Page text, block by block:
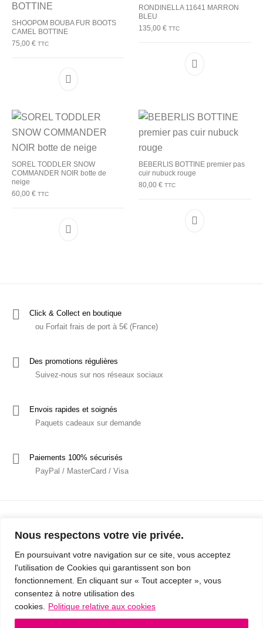
Nous respectons votre vie privée.
En poursuivant votre navigation sur ce site, vous acceptez
l'utilisation de Cookies qui garantissent son bon
fonctionnement. En cliquant sur « Tout accepter », vous
consentez à notre utilisation des
cookies.
Politique relative aux cookies
SHOOPOM BOUBA FUR BOOTS
CAMEL BOTTINE
75,00€ TTC
Ce produit a plusieurs variations. Les options
RONDINELLA 11641 MARRON
BLEU
135,00 € TTC
Ce produit a
SOREL TODDLER SNOW
COMMANDER NOIR botte de
neige
60,00€ TTC
Ce produit a plusieurs variations. Les options
BEBERLIS BOTTINE premier pas
cuir nubuck rouge
80,00 € TTC
Ce produit a
Click & Collect en boutique
ou Forfait frais de port à 5€ (France)
Des promotions régulières
Suivez-nous sur nos réseaux sociaux
Envois rapides et soignés
Paquets cadeaux sur demande
Paiements 100% sécurisés
PayPal / MasterCard / Visa
Mentions Légales
Politique de confidentialité / RGPD
Conditions Générales de Vente
© 2019 - Cousins & Cousines